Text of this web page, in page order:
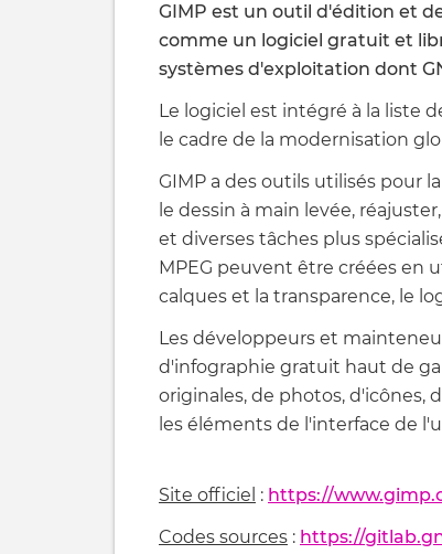
GIMP est un outil d'édition et
comme un logiciel gratuit et
systèmes d'exploitation dont
Le logiciel est intégré à la liste
le cadre de la modernisation
GIMP a des outils utilisés pour
le dessin à main levée,
et diverses tâches plus
MPEG peuvent être créées en
calques et la transparence, le
Les développeurs et
d'infographie gratuit haut de
originales, de photos, d'icônes,
les éléments de l'interface de
Site officiel : https://
Codes sources : https://